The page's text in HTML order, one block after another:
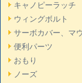
キャノピーラッチ
ウィングボルト
サーボカバー、マ
便利パーツ
おもり
ノーズ